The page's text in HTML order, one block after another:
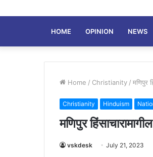
HOME OPINION NEWS
Home / Christianity / मणिपुर
Christianity Hinduism
मणिपुर
vskdesk July 21, 2023